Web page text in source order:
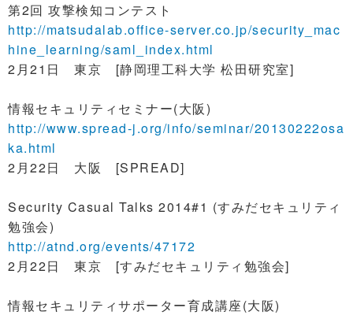
第2回 攻撃検知コンテスト
http://matsudalab.office-server.co.jp/security_mac
hine_learning/saml_index.html
2月21日 東京 [静岡理工科大学 松田研究室]
情報セキュリティセミナー(大阪)
http://www.spread-j.org/info/seminar/20130222osa
ka.html
2月22日 大阪 [SPREAD]
Security Casual Talks 2014#1 (すみだセキュリティ
勉強会)
http://atnd.org/events/47172
2月22日 東京 [すみだセキュリティ勉強会]
情報セキュリティサポーター育成講座(大阪)